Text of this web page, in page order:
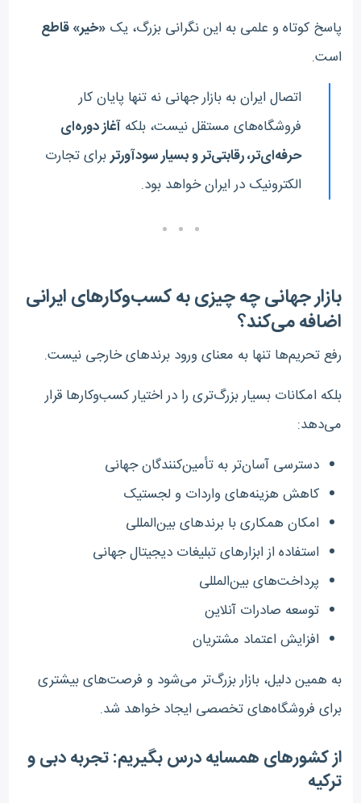
پاسخ کوتاه و علمی به این نگرانی بزرگ، یک«خیر» قاطع
است.
اتصال ایران به بازار جهانی نه تنها پایان کار
فروشگاه‌های مستقل نیست، بلکهآغاز دوره‌ای
حرفه‌ای‌تر، رقابتی‌تر و بسیار سودآورتربرای تجارت
الکترونیک در ایران خواهد بود.
بازار جهانی چه چیزی به کسب‌وکارهای ایرانی
اضافه می‌کند؟
رفع تحریم‌ها تنها به معنای ورود برندهای خارجی نیست.
بلکه امکانات بسیار بزرگ‌تری را در اختیار کسب‌وکارها قرار
می‌دهد:
دسترسی آسان‌تر به تأمین‌کنندگان جهانی
کاهش هزینه‌های واردات و لجستیک
امکان همکاری با برندهای بین‌المللی
استفاده از ابزارهای تبلیغات دیجیتال جهانی
پرداخت‌های بین‌المللی
توسعه صادرات آنلاین
افزایش اعتماد مشتریان
به همین دلیل، بازار بزرگ‌تر می‌شود و فرصت‌های بیشتری
برای فروشگاه‌های تخصصی ایجاد خواهد شد.
از کشورهای همسایه درس بگیریم: تجربه دبی و
ترکیه